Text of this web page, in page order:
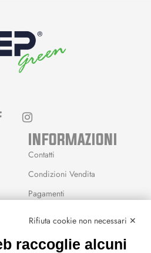
INFORMAZIONI
Contatti
Condizioni Vendita
Pagamenti
Rifiuta cookie non necessari ✕
raccoglie alcuni